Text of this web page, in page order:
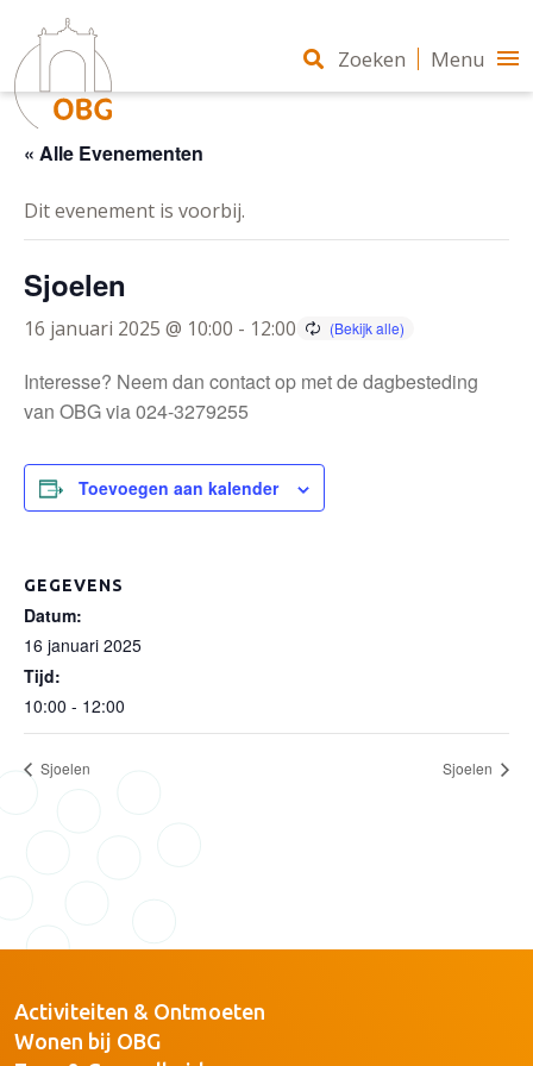
« Alle Evenementen
Dit evenement is voorbij.
Sjoelen
16 januari 2025 @ 10:00 - 12:00
Interesse? Neem dan contact op met de dagbesteding
van OBG via 024-3279255
Toevoegen aan kalender
GEGEVENS
Datum:
16 januari 2025
Tijd:
10:00 - 12:00
Sjoelen Sjoelen
Activiteiten & Ontmoeten
Wonen bij OBG
Zoeken Menu